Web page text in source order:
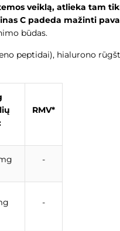
veiklą, atlieka tam
C padeda mažinti
būdas.
peptidai), hialurono
RMV*
-
-